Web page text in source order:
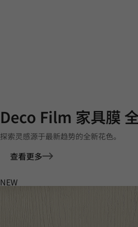
Deco Film 家具膜
探索灵感源于最新趋势的全新花色。
查看更多
NEW